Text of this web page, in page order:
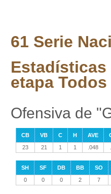
61 Serie
Estadísticas
etapa
Ofensiva de
CB VB C H AVE
23
21 1 1 .048
SH SF DB BB
SO
0
0 0 2 7